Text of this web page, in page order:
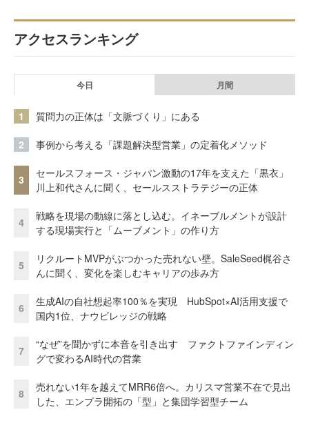
アクセスランキング
今日 月間
1 質問力の正体は「文脈づくり」にある
2 事例から考える「課題解決型営業」の定着化メソッド
3
セールスフォース・ジャパン激動の17年を支えた「黒衣」
川上和代さんに聞く、セールスストラテジーの正体
4
戦略を現場の動線に落とし込む。イネーブルメントが設計
する現場実行と「ムーブメント」の作り方
5
リクルートMVPがぶつかった売れない壁。SaleSeed梶谷さ
んに聞く、変化を楽しむキャリアの歩み方
6
生成AIの自社想起率100％を実現 HubSpot×AI活用支援で
国内1位、ナウビレッジの戦略
7
“なぜ”を聞かずに本音を引き出す ファクトファインディン
グで変わるAI時代の営業
8
売れない1年を越えてMRR6倍へ。カリスマ営業不在で見出
した、エンプラ開拓の「型」と集団学習型チーム